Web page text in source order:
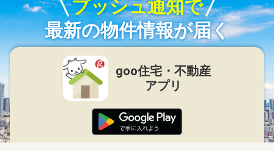
プッシュ通知で
最新の物件情報が届く
goo住宅・不動産
アプリ